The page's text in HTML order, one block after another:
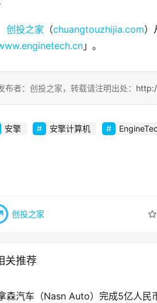
创投之家 （chuangtouzhijia.com）
」。
布者：创投之家，转载请注明出处：
安擎 安擎计算机
创投之家
关推荐
森汽车（Nasn Auto）完成5亿人民